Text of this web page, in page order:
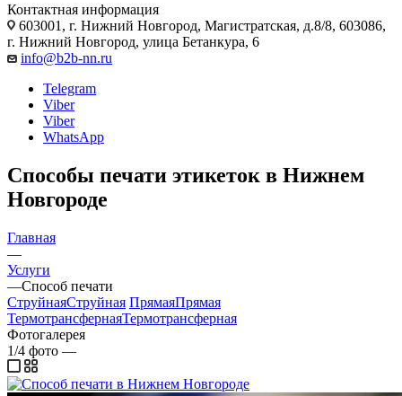
Контактная информация
603001, г. Нижний Новгород, Магистратская, д.8/8, 603086,
г. Нижний Новгород, улица Бетанкура, 6
info@b2b-nn.ru
Telegram
Viber
Viber
WhatsApp
Способы печати этикеток в Нижнем
Новгороде
Главная
—
Услуги
—Способ печати
СтруйнаяСтруйная ПрямаяПрямая
ТермотрансфернаяТермотрансферная
Фотогалерея
1/4 фото —